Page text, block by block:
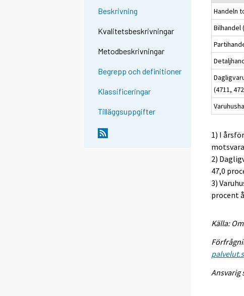
Beskrivning
Kvalitetsbeskrivningar
Metodbeskrivningar
Begrepp och definitioner
Klassificeringar
Tilläggsuppgifter
Handeln
Bilhandel
(4711,
1) I
2)
47,0
3)
procent
Källa:
Ansvarig